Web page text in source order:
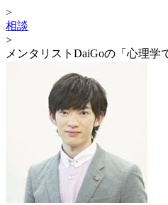
>
相談
>
メンタリストDaiGoの「心理学